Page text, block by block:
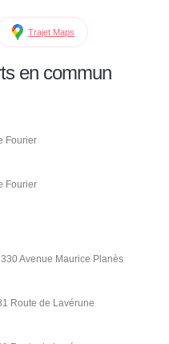
Trajet Maps
en commun
Fourier
Fourier
Avenue Maurice Planès
Route de Lavérune